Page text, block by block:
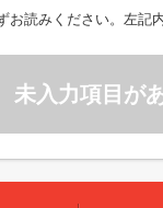
お読みください。左記
未入力項目が